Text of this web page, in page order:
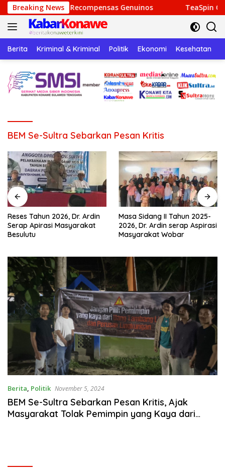
Langsung
ke
konten
Breaking News
y Recompensas Genuinos TeaSpin Gaming: Your
Berita Kriminal & Kriminal Politik Ekonomi Kesehatan
BEM Se-Sultra Sebarkan Pesan Kritis
Reses Tahun 2026, Dr. Ardin
Serap Apirasi Masyarakat
Besulutu
Masa Sidang II Tahun 2025-
2026, Dr. Ardin serap Aspirasi
Masyarakat Wobar
Berita, Politik November 5, 2024
BEM Se-Sultra Sebarkan Pesan Kritis, Ajak
Masyarakat Tolak Pemimpin yang Kaya dari